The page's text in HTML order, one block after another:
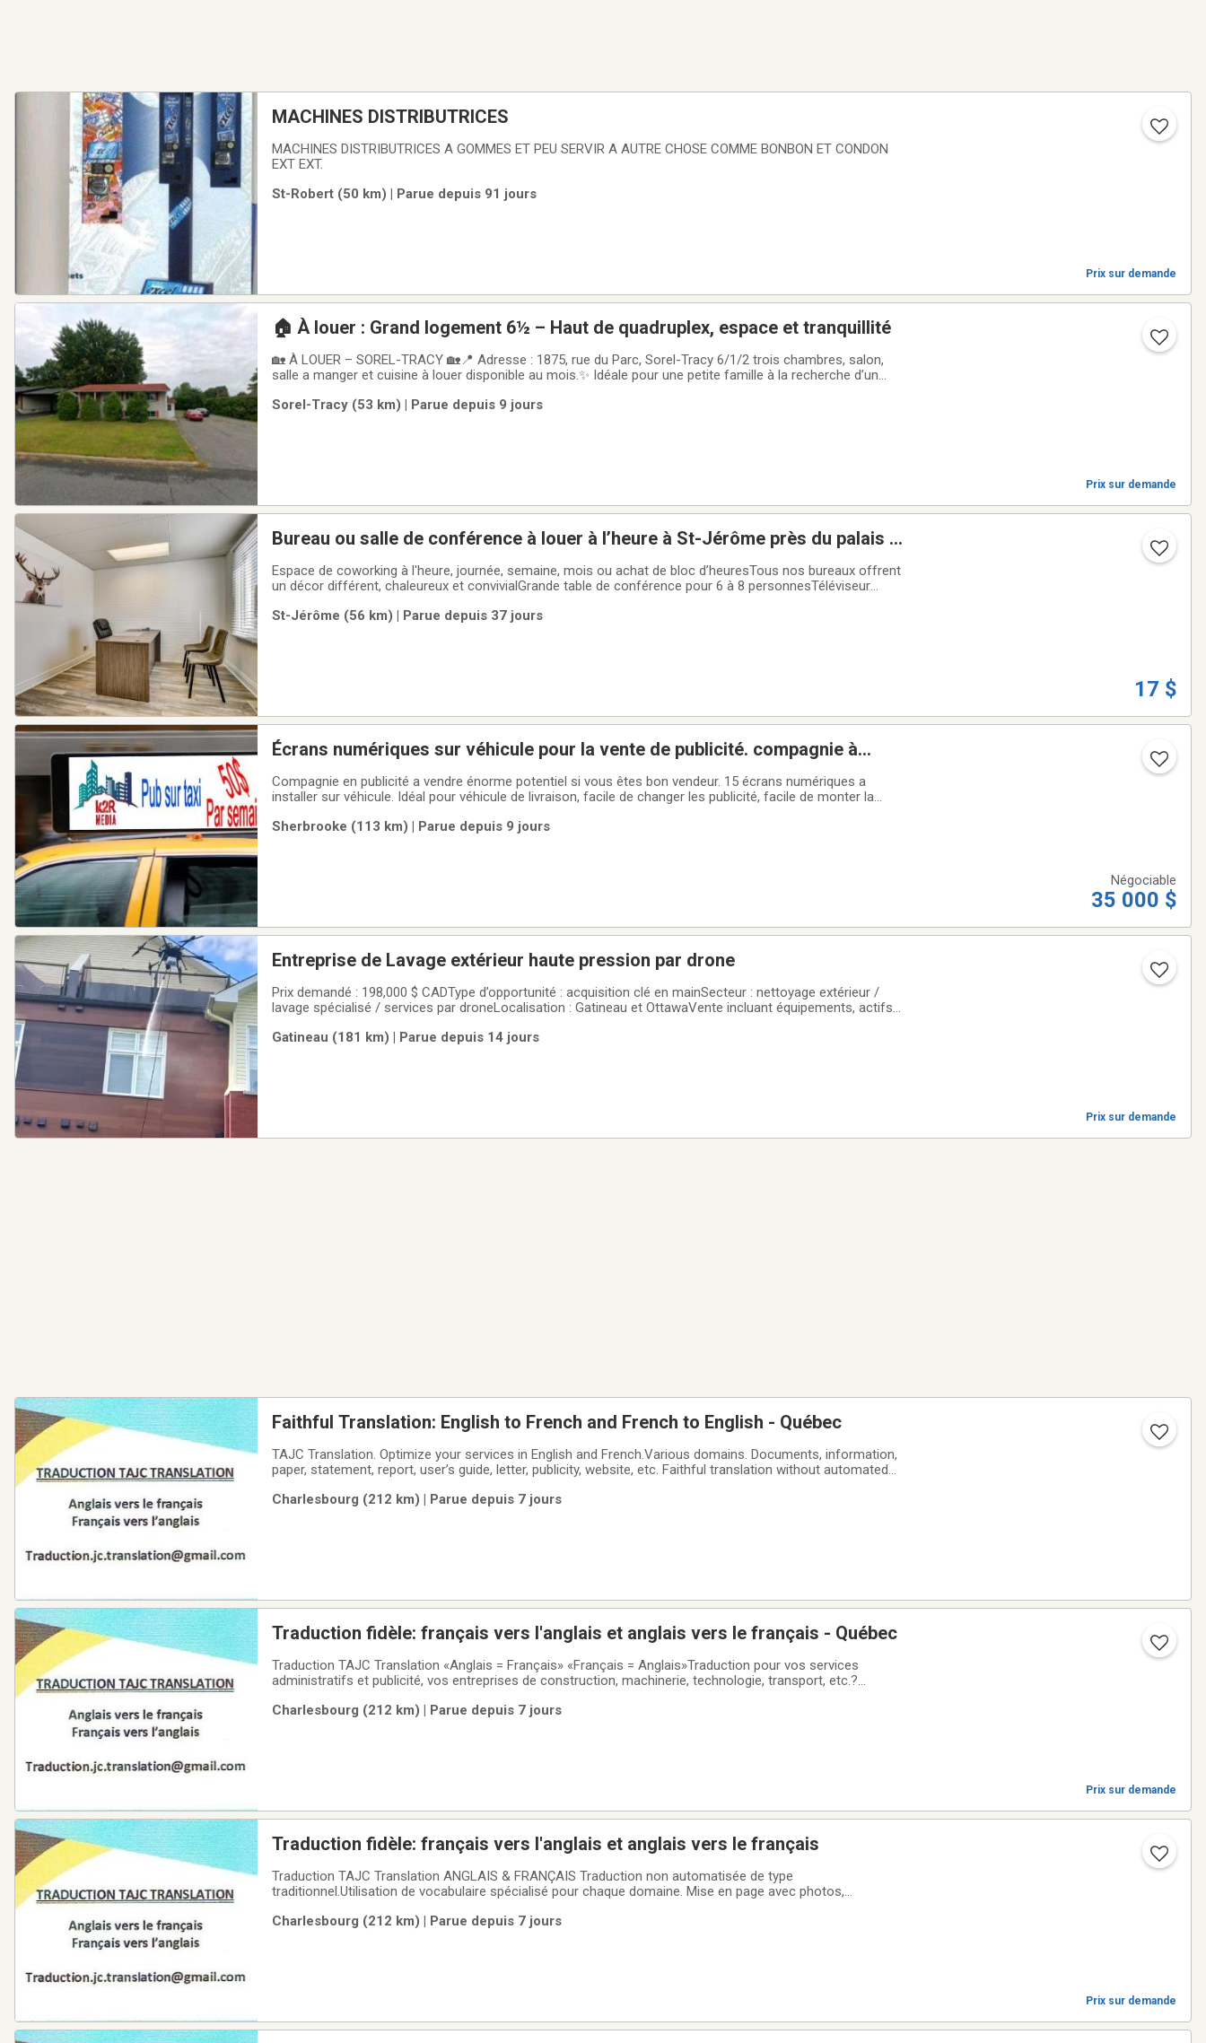
MACHINES DISTRIBUTRICES
MACHINES DISTRIBUTRICES A GOMMES ET PEU SERVIR A AUTRE CHOSE COMME BONBON ET CONDON
EXT EXT.
St-Robert (50 km) | Parue depuis 91 jours
Prix sur demande
🏠 À louer : Grand logement 6½ – Haut de quadruplex, espace et tranquillité
🏡 À LOUER – SOREL-TRACY 🏡📍 Adresse : 1875, rue du Parc, Sorel-Tracy 6/1/2 trois chambres, salon,
salle a manger et cuisine à louer disponible au mois.✨ Idéale pour une petite famille à la recherche d’un
d’informations ou pour organiser une visite,
Sorel-Tracy (53 km) | Parue depuis 9 jours
Prix sur demande
Bureau ou salle de conférence à louer à l’heure à St-Jérôme près du palais de
Espace de coworking à l'heure, journée, semaine, mois ou achat de bloc d’heuresTous nos bureaux offrent
un décor différent, chaleureux et convivialGrande table de conférence pour 6 à 8 personnesTéléviseur
bureaux verrouillés à clé, café
St-Jérôme (56 km) | Parue depuis 37 jours
17 $
Écrans numériques sur véhicule pour la vente de publicité. compagnie à
Compagnie en publicité a vendre énorme potentiel si vous êtes bon vendeur. 15 écrans numériques a
installer sur véhicule. Idéal pour véhicule de livraison, facile de changer les publicité, facile de monter la
l'impression et on change la
Sherbrooke (113 km) | Parue depuis 9 jours
Négociable
35 000 $
Entreprise de Lavage extérieur haute pression par drone
Prix demandé : 198,000 $ CADType d’opportunité : acquisition clé en mainSecteur : nettoyage extérieur /
lavage spécialisé / services par droneLocalisation : Gatineau et OttawaVente incluant équipements, actifs
services de nettoyage extérieur avec
Gatineau (181 km) | Parue depuis 14 jours
Prix sur demande
Faithful Translation: English to French and French to English - Québec
TAJC Translation. Optimize your services in English and French.Various domains. Documents, information,
paper, statement, report, user’s guide, letter, publicity, website, etc. Faithful translation without automated
Meticulous work and
Charlesbourg (212 km) | Parue depuis 7 jours
Traduction fidèle: français vers l'anglais et anglais vers le français - Québec
Traduction TAJC Translation «Anglais = Français» «Français = Anglais»Traduction pour vos services
administratifs et publicité, vos entreprises de construction, machinerie, technologie, transport, etc.?
photos, illustrations,
Charlesbourg (212 km) | Parue depuis 7 jours
Prix sur demande
Traduction fidèle: français vers l'anglais et anglais vers le français
Traduction TAJC Translation ANGLAIS & FRANÇAIS Traduction non automatisée de type
traditionnel.Utilisation de vocabulaire spécialisé pour chaque domaine. Mise en page avec photos,
facture, etc.Forfaits: Texte général courant:
Charlesbourg (212 km) | Parue depuis 7 jours
Prix sur demande